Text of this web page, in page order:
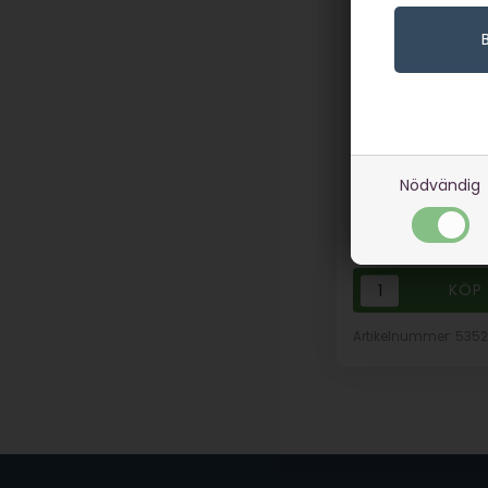
Nödvändig
(inkl. moms)
Eventuellt
leveranskostnader